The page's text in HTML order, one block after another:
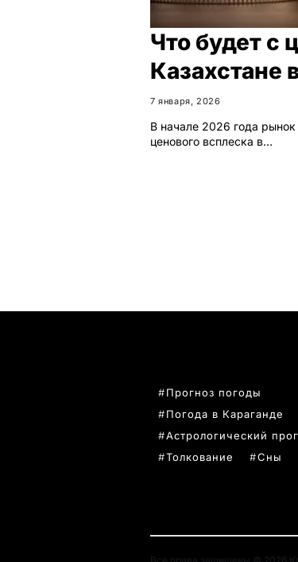
Что будет с
Казахстане
7 января, 2026
В начале 2026 года
ценового всплеска в…
Прогноз погоды
Погода в Караганде
Астрологический
Толкование
Сны
Все права защищены © 2026